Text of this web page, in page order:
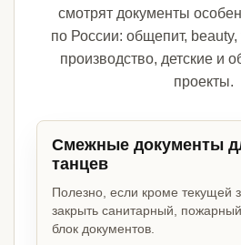
смотрят документы
по России: общепит, beauty,
производство, детские и
проекты.
Смежные документы
танцев
Полезно, если кроме текущей
закрыть санитарный,
блок документов.